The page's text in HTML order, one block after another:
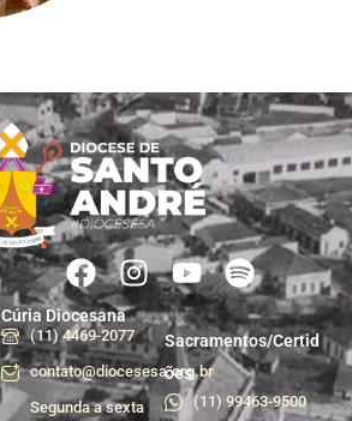
Cúria Diocesana
(11) 4469-2077
contato@diocesesa.org.br
Segunda a sexta
Sacramentos/Certid
ões
(11) 99463-9500